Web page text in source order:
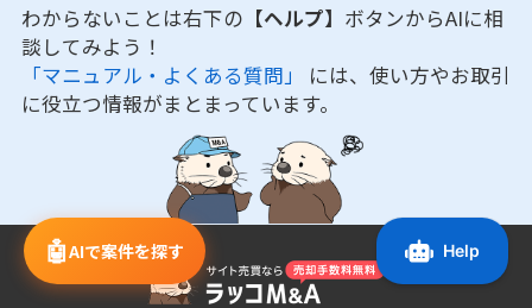
🤖AIで案件を探す
わからないことは右下の 【ヘルプ】 ボタンからAIに相
談してみよう！
「マニュアル・よくある質問」 には、使い方やお取引
に役立つ情報がまとまっています。